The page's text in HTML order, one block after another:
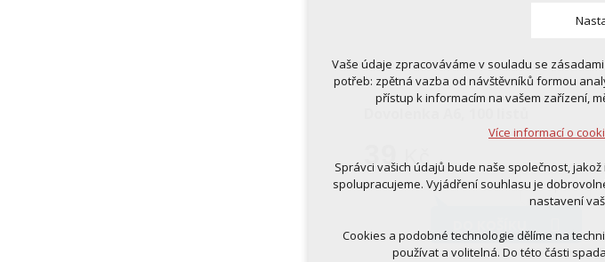
39 Kč
Technická cookies
nutná pro provozování webu
udržení kontextu stránek (session):
analytická pro anonymizované
marketingová cookies (Google, Ecomail,
Více informací o
Vaše údaje zpracováváme v souladu se
potřeb: zpětná vazba od návštěvníků formou
přístup k informacím na vašem zařízení,
Více informací o
Správci vašich údajů bude naše společnost,
spolupracujeme. Vyjádření souhlasu je
nastavení
Cookies a podobné technologie dělíme na
používat a volitelná. Do této části